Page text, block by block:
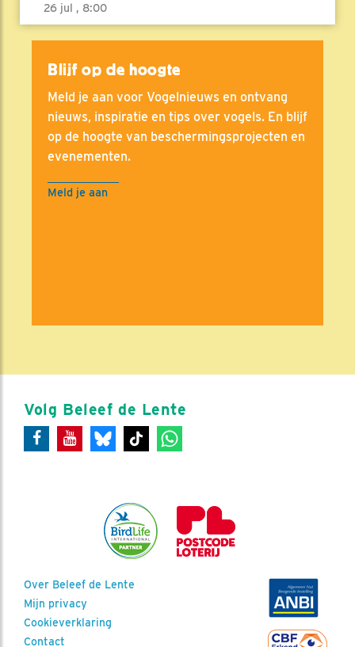
26 jul , 8:00
Blijf op de hoogte
Meld je aan voor Vogelnieuws en ontvang
nieuws, inspiratie en tips over vogels. En blijf
op de hoogte van beschermingsprojecten en
evenementen.
Meld je aan
Volg Beleef de Lente
Over Beleef de Lente
Mijn privacy
Cookieverklaring
Contact